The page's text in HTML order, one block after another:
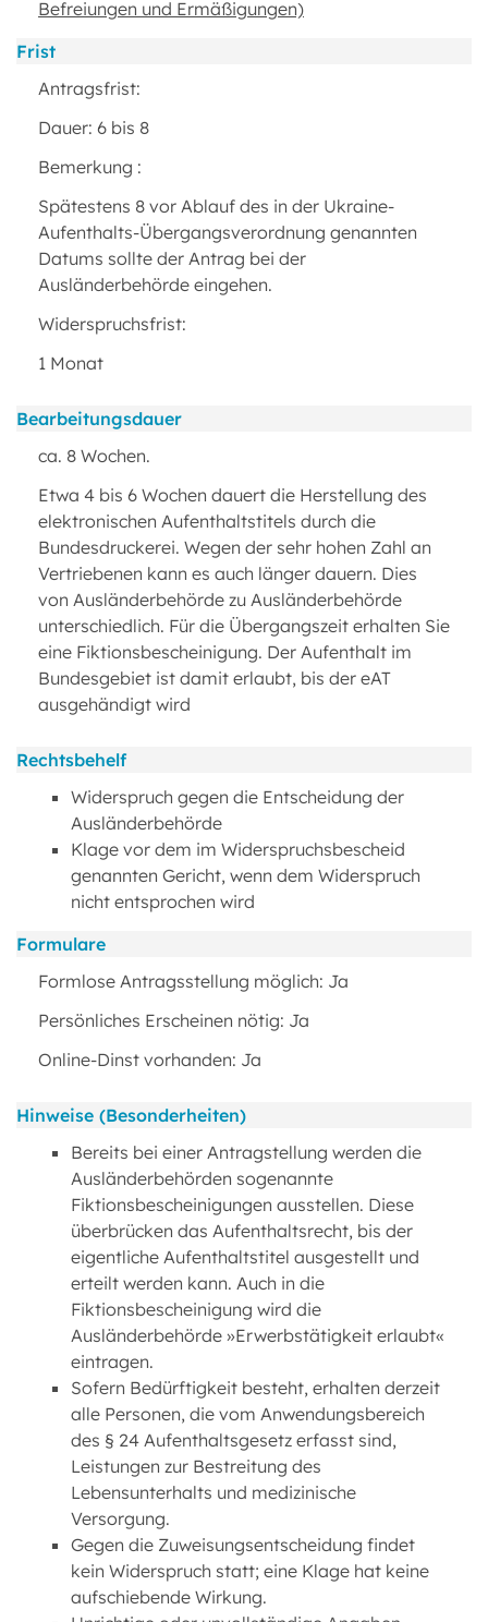
Befreiungen und Ermäßigungen)
Frist
Antragsfrist:
Dauer: 6 bis 8
Bemerkung :
Spätestens 8 vor Ablauf des in der Ukraine-
Aufenthalts-Übergangsverordnung genannten
Datums sollte der Antrag bei der
Ausländerbehörde eingehen.
Widerspruchsfrist:
1 Monat
Bearbeitungsdauer
ca. 8 Wochen.
Etwa 4 bis 6 Wochen dauert die Herstellung des
elektronischen Aufenthaltstitels durch die
Bundesdruckerei. Wegen der sehr hohen Zahl an
Vertriebenen kann es auch länger dauern. Dies
von Ausländerbehörde zu Ausländerbehörde
unterschiedlich. Für die Übergangszeit erhalten Sie
eine Fiktionsbescheinigung. Der Aufenthalt im
Bundesgebiet ist damit erlaubt, bis der eAT
ausgehändigt wird
Rechtsbehelf
Widerspruch gegen die Entscheidung der
Ausländerbehörde
Klage vor dem im Widerspruchsbescheid
genannten Gericht, wenn dem Widerspruch
nicht entsprochen wird
Formulare
Formlose Antragsstellung möglich: Ja
Persönliches Erscheinen nötig: Ja
Online-Dinst vorhanden: Ja
Hinweise (Besonderheiten)
Bereits bei einer Antragstellung werden die
Ausländerbehörden sogenannte
Fiktionsbescheinigungen ausstellen. Diese
überbrücken das Aufenthaltsrecht, bis der
eigentliche Aufenthaltstitel ausgestellt und
erteilt werden kann. Auch in die
Fiktionsbescheinigung wird die
Ausländerbehörde »Erwerbstätigkeit erlaubt«
eintragen.
Sofern Bedürftigkeit besteht, erhalten derzeit
alle Personen, die vom Anwendungsbereich
des § 24 Aufenthaltsgesetz erfasst sind,
Leistungen zur Bestreitung des
Lebensunterhalts und medizinische
Versorgung.
Gegen die Zuweisungsentscheidung findet
kein Widerspruch statt; eine Klage hat keine
aufschiebende Wirkung.